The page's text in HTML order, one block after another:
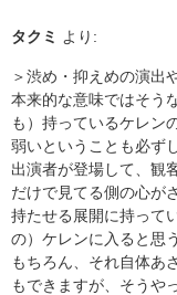
タクミ より:
＞渋め・抑えめの演出
本来的な意味ではそう
も）持っているケレン
弱いということも必ず
出演者が登場して、観
だけで見てる側の心が
持たせる展開に持って
の）ケレンに入ると思
もちろん、それ自体あ
もできますが、そうや